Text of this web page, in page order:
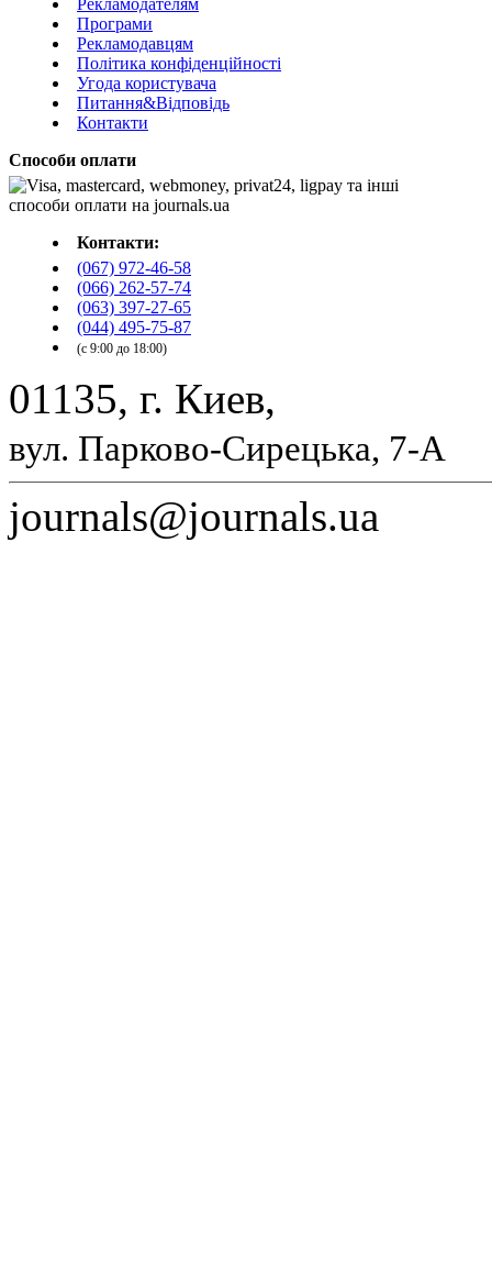
Рекламодателям
Програми
Рекламодавцям
Політика конфіденційності
Угода користувача
Питання&Відповідь
Контакти
Способи оплати
Контакти:
(067) 972-46-58
(066) 262-57-74
(063) 397-27-65
(044) 495-75-87
(с 9:00 до 18:00)
01135, г. Киев,
вул. Парково-Сирецька, 7-А
journals@journals.ua